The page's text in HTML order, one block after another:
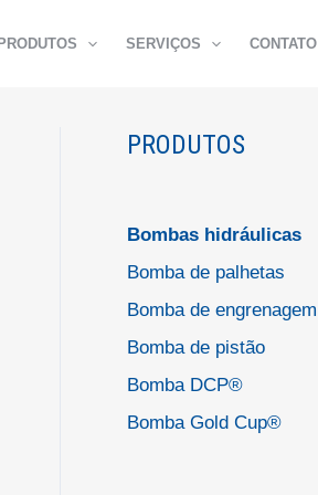
SERVIÇOS CONTATO
PRODUTOS
Bombas hidráulicas
Bomba de palhetas
Bomba de engrenagem
Bomba de pistão
Bomba DCP®
Bomba Gold Cup®